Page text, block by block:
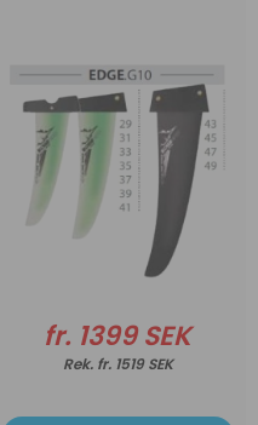
fr. 1399 SEK
fr. 1519 SEK